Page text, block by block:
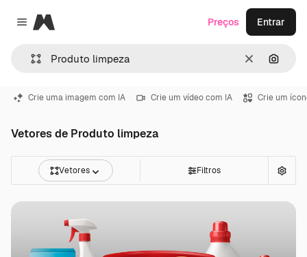
Close menu
Magnific
Limpar
Preços Entrar
Crie uma imagem com IA Crie um vídeo com IA Crie um
Vetores de Produto limpeza
Vetores Filtros